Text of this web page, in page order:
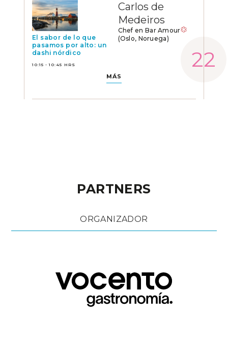
El sabor de lo que
pasamos por alto: un
dashi nórdico
10:15 - 10:45 HRS
Carlos de
Medeiros
Chef en Bar Amour
(Oslo, Noruega)
MÁS
PARTNERS
ORGANIZADOR